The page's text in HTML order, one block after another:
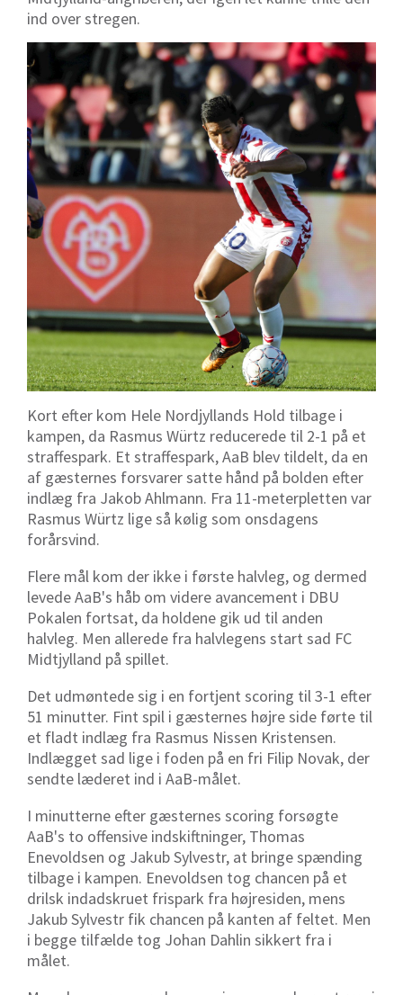
ind over stregen.
Kort efter kom Hele Nordjyllands Hold tilbage i
kampen, da Rasmus Würtz reducerede til 2-1 på et
straffespark. Et straffespark, AaB blev tildelt, da en
af gæsternes forsvarer satte hånd på bolden efter
indlæg fra Jakob Ahlmann. Fra 11-meterpletten var
Rasmus Würtz lige så kølig som onsdagens
forårsvind.
Flere mål kom der ikke i første halvleg, og dermed
levede AaB's håb om videre avancement i DBU
Pokalen fortsat, da holdene gik ud til anden
halvleg. Men allerede fra halvlegens start sad FC
Midtjylland på spillet.
Det udmøntede sig i en fortjent scoring til 3-1 efter
51 minutter. Fint spil i gæsternes højre side førte til
et fladt indlæg fra Rasmus Nissen Kristensen.
Indlægget sad lige i foden på en fri Filip Novak, der
sendte læderet ind i AaB-målet.
I minutterne efter gæsternes scoring forsøgte
AaB's to offensive indskiftninger, Thomas
Enevoldsen og Jakub Sylvestr, at bringe spænding
tilbage i kampen. Enevoldsen tog chancen på et
drilsk indadskruet frispark fra højresiden, mens
Jakub Sylvestr fik chancen på kanten af feltet. Men
i begge tilfælde tog Johan Dahlin sikkert fra i
målet.